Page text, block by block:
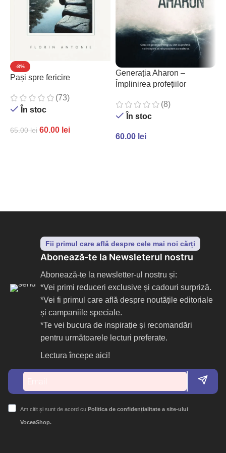
-8%
Pași spre fericire
(73)
În stoc
65.00lei 60.00 lei
Generația Aharon –
Împlinirea profețiilor
(8)
În stoc
60.00 lei
Fii primul care află despre cele mai noi cărți
Abonează-te la Newsleterul nostru
Abonează-te la newsletter-ul nostru și:
*Vei primi reduceri exclusive și cadouri surpriză.
*Vei fi primul care află despre noutățile editoriale
și campaniile speciale.
*Te vei bucura de inspirație și recomandări
pentru următoarele lecturi preferate.
Lectura începe aici!
Am citit și sunt de acord cu Politica de confidențialitate a site-ului
VoceaShop.